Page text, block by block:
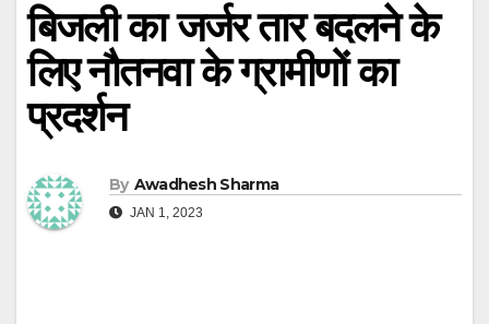
बिजली का जर्जर तार बदलने के
लिए नौतनवा के ग्रामीणों का
प्रदर्शन
By Awadhesh Sharma
JAN 1, 2023